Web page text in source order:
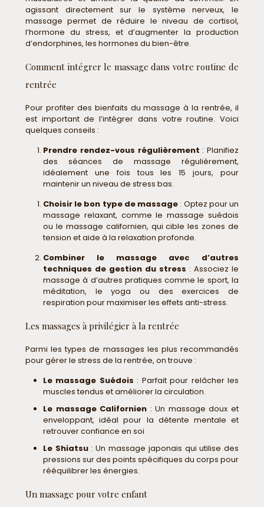
agissant directement sur le système nerveux, le
massage permet de réduire le niveau de cortisol,
l’hormone du stress, et d’augmenter la production
d’endorphines, les hormones du bien-être.
Comment intégrer le massage dans votre routine de
rentrée
Pour profiter des bienfaits du massage à la rentrée, il
est important de l’intégrer dans votre routine. Voici
quelques conseils :
Prendre rendez-vous régulièrement : Planifiez
des séances de massage régulièrement,
idéalement une fois tous les 15 jours, pour
maintenir un niveau de stress bas.
Choisir le bon type de massage : Optez pour un
massage relaxant, comme le massage suédois
ou le massage californien, qui cible les zones de
tension et aide à la relaxation profonde.
Combiner le massage avec d’autres
techniques de gestion du stress : Associez le
massage à d’autres pratiques comme le sport, la
méditation, le yoga ou des exercices de
respiration pour maximiser les effets anti-stress.
Les massages à privilégier à la rentrée
Parmi les types de massages les plus recommandés
pour gérer le stress de la rentrée, on trouve :
Le massage Suédois : Parfait pour relâcher les
muscles tendus et améliorer la circulation.
Le massage Californien : Un massage doux et
enveloppant, idéal pour la détente mentale et
retrouver confiance en soi
Le Shiatsu: Un massage japonais qui utilise des
pressions sur des points spécifiques du corps pour
rééquilibrer les énergies.
Un massage pour votre enfant